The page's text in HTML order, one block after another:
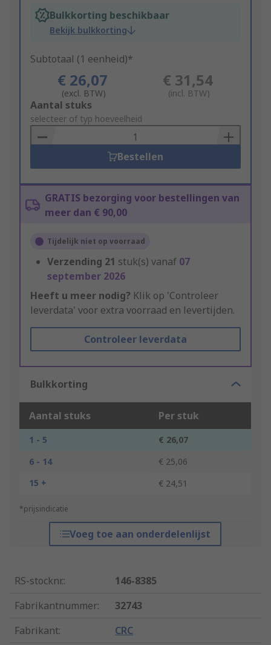
Bulkkorting beschikbaar
Bekijk bulkkorting
Subtotaal (1 eenheid)*
€ 26,07
(excl. BTW)
€ 31,54
(incl. BTW)
Add
to
Basket
Aantal stuks
selecteer of typ hoeveelheid
Bestellen
GRATIS bezorging voor bestellingen van
meer dan € 90,00
Tijdelijk niet op voorraad
Verzending 21 stuk(s) vanaf 07
september 2026
Heeft u meer nodig? Klik op 'Controleer
leverdata' voor extra voorraad en levertijden.
Controleer leverdata
Bulkkorting
Aantal stuks Per stuk
1 - 5
€ 26,07
6 - 14
€ 25,06
15 +
€ 24,51
*prijsindicatie
Voeg toe aan onderdelenlijst
RS-stocknr.:
146-8385
Fabrikantnummer:
32743
Fabrikant: CRC